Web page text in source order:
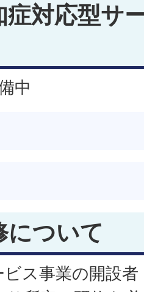
症対応型サ
中
について
ス事業の開設